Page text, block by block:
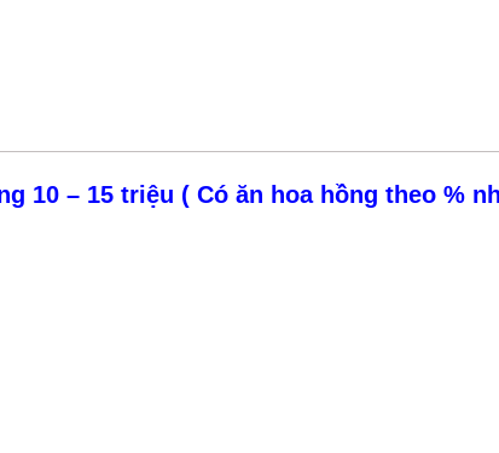
10 – 15 triệu ( Có ăn hoa hồng theo %